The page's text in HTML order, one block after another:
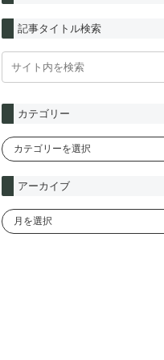
記事タイトル検索
カテゴリー
アーカイブ